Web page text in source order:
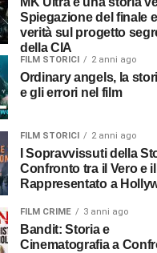
Spiegazione del finale
verità sul progetto
della CIA
FILM STORICI 2 anni ago
Ordinary angels, la storia vera
e gli errori nel film
FILM STORICI 2 anni ago
Confronto tra il Vero e il
Rappresentato a
FILM CRIME 3 anni ago
Bandit: Storia e
Cinematografia a